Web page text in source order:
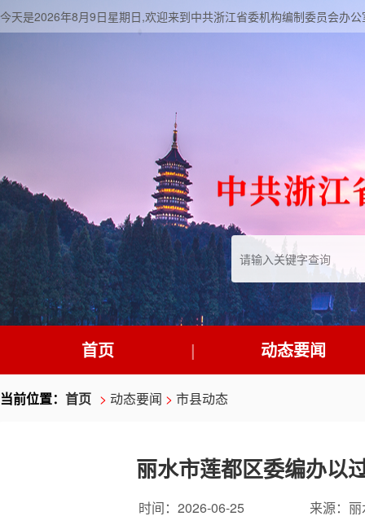
今天是2026年8月9日星期日,欢迎来到中共浙江省委机构编制委员会办
首页 动态要闻
当前位置： 首页 > 动态要闻 > 市县动态
丽水市莲都区委编办以
时间： 2026-06-25 来源： 丽